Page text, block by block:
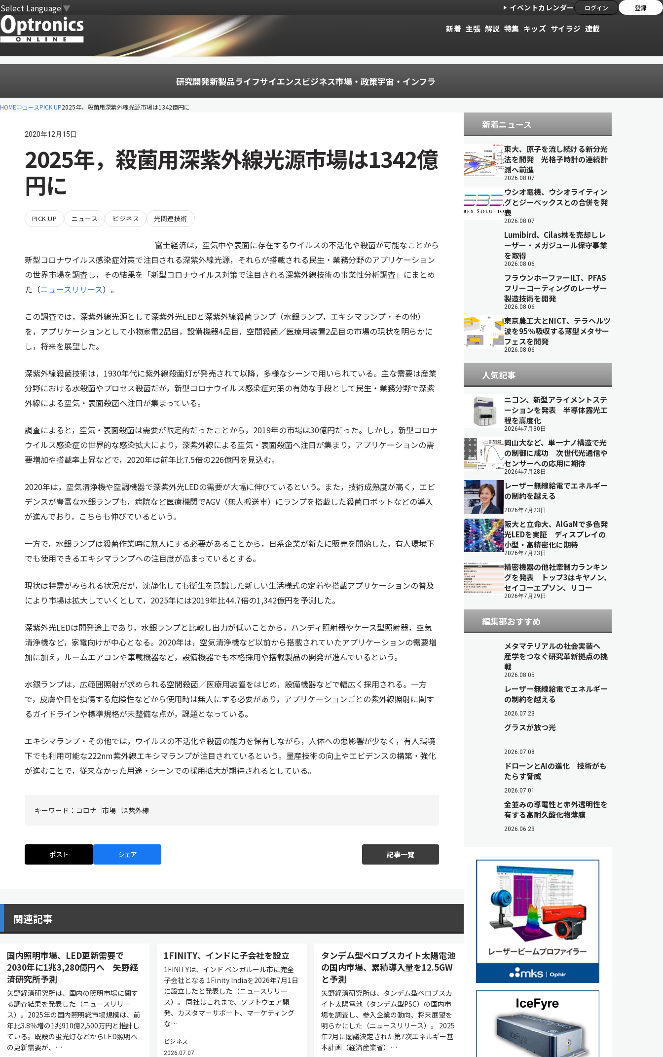
Select Language▼ イベントカレンダー ログイン 登録
新着 主張 解説 特集 キッズ サイラジ 連載
研究開発新製品ライフサイエンスビジネス市場・政策宇宙・インフラ
HOMEニュースPICK UP2025年，殺菌用深紫外線光源市場は1342億円に
2020年12月15日
2025年，殺菌用深紫外線光源市場は1342億
円に
PICK UP ニュース ビジネス 光関連技術
富士経済は，空気中や表面に存在するウイルスの不活化や殺菌が可能なことから
新型コロナウイルス感染症対策で注目される深紫外線光源，それらが搭載される民生・業務分野のアプリケーション
の世界市場を調査し，その結果を「新型コロナウイルス対策で注目される深紫外線技術の事業性分析調査」にまとめ
た（ニュースリリース）。
この調査では，深紫外線光源として深紫外光LEDと深紫外線殺菌ランプ（水銀ランプ，エキシマランプ・その他）
を，アプリケーションとして小物家電2品目，設備機器4品目，空間殺菌／医療用装置2品目の市場の現状を明らかに
し，将来を展望した。
深紫外線殺菌技術は，1930年代に紫外線殺菌灯が発売されて以降，多様なシーンで用いられている。主な需要は産業
分野における水殺菌やプロセス殺菌だが，新型コロナウイルス感染症対策の有効な手段として民生・業務分野で深紫
外線による空気・表面殺菌へ注目が集まっている。
調査によると，空気・表面殺菌は需要が限定的だったことから，2019年の市場は30億円だった。しかし，新型コロナ
ウイルス感染症の世界的な感染拡大により，深紫外線による空気・表面殺菌へ注目が集まり，アプリケーションの需
要増加や搭載率上昇などで，2020年は前年比7.5倍の226億円を見込む。
2020年は，空気清浄機や空調機器で深紫外光LEDの需要が大幅に伸びているという。また，技術成熟度が高く，エビ
デンスが豊富な水銀ランプも，病院など医療機関でAGV（無人搬送車）にランプを搭載した殺菌ロボットなどの導入
が進んでおり，こちらも伸びているという。
一方で，水銀ランプは殺菌作業時に無人にする必要があることから，日系企業が新たに販売を開始した，有人環境下
でも使用できるエキシマランプへの注目度が高まっているとする。
現状は特需がみられる状況だが，沈静化しても衛生を意識した新しい生活様式の定着や搭載アプリケーションの普及
により市場は拡大していくとして，2025年には2019年比44.7倍の1,342億円を予測した。
深紫外光LEDは開発途上であり，水銀ランプと比較し出力が低いことから，ハンディ照射器やケース型照射器，空気
清浄機など，家電向けが中心となる。2020年は，空気清浄機など以前から搭載されていたアプリケーションの需要増
加に加え，ルームエアコンや車載機器など，設備機器でも本格採用や搭載製品の開発が進んでいるという。
水銀ランプは，広範囲照射が求められる空間殺菌／医療用装置をはじめ，設備機器などで幅広く採用される。一方
で，皮膚や目を損傷する危険性などから使用時は無人にする必要があり，アプリケーションごとの紫外線照射に関す
るガイドラインや標準規格が未整備な点が，課題となっている。
エキシマランプ・その他では，ウイルスの不活化や殺菌の能力を保有しながら，人体への悪影響が少なく，有人環境
下でも利用可能な222nm紫外線エキシマランプが注目されているという。量産技術の向上やエビデンスの構築・強化
が進むことで，従来なかった用途・シーンでの採用拡大が期待されるとしている。
キーワード： コロナ 市場 深紫外線
ポスト シェア 記事一覧
関連記事
国内照明市場、LED更新需要で
2030年に1兆3,280億円へ 矢野経
済研究所予測
矢野経済研究所は、国内の照明市場に関す
る調査結果を発表した（ニュースリリー
ス）。2025年の国内照明総市場規模は、前
年比3.8％増の1兆910億2,500万円と推計し
ている。既設の蛍光灯などからLED照明へ
の更新需要が、…
1FINITY、インドに子会社を設立
1FINITYは、インド ベンガルール市に完全
子会社となる 1Finity Indiaを2026年7月1日
に設立したと発表した（ニュースリリー
ス）。 同社はこれまで、ソフトウェア開
発、カスタマーサポート、マーケティング
な…
ビジネス
2026.07.07
タンデム型ペロブスカイト太陽電池
の国内市場、累積導入量を12.5GW
と予測
矢野経済研究所は、タンデム型ペロブスカ
イト太陽電池（タンデム型PSC）の国内市
場を調査し、参入企業の動向、将来展望を
明らかにした（ニュースリリース）。 2025
年2月に閣議決定された第7次エネルギー基
本計画（経済産業省）…
新着ニュース
東大、原子を流し続ける新分光
法を開発 光格子時計の連続計
測へ前進
2026.08.07
ウシオ電機、ウシオライティン
グとジーベックスとの合併を発
表
2026.08.07
Lumibird、Cilas株を売却しレ
ーザー・メガジュール保守事業
を取得
2026.08.06
フラウンホーファーILT、PFAS
フリーコーティングのレーザー
製造技術を開発
2026.08.06
東京農工大とNICT、テラヘルツ
波を95％吸収する薄型メタサー
フェスを開発
2026.08.06
人気記事
ニコン、新型アライメントステ
ーションを発表 半導体露光工
程を高度化
2026年7月30日
岡山大など、単一ナノ構造で光
の制御に成功 次世代光通信や
センサーへの応用に期待
2026年7月28日
レーザー無線給電でエネルギー
の制約を越える
2026年7月23日
阪大と立命大、AlGaNで多色発
光LEDを実証 ディスプレイの
小型・高精密化に期待
2026年7月23日
精密機器の他社牽制力ランキン
グを発表 トップ3はキヤノン、
セイコーエプソン、リコー
2026年7月29日
編集部おすすめ
メタマテリアルの社会実装へ
産学をつなぐ研究革新拠点の挑
戦
2026.08.05
レーザー無線給電でエネルギー
の制約を越える
2026.07.23
グラスが放つ光
2026.07.08
ドローンとAIの進化 技術がも
たらす脅威
2026.07.01
金並みの導電性と赤外透明性を
有する高耐久酸化物薄膜
2026.06.23